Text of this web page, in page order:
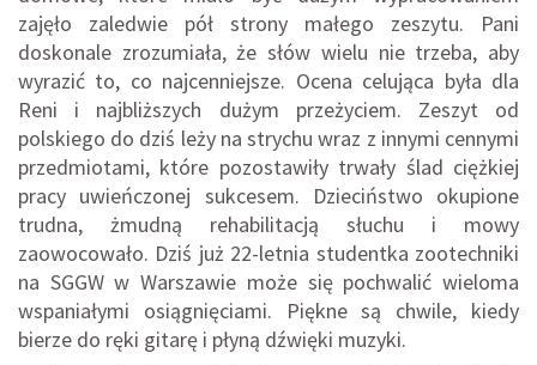
zajęło zaledwie pół strony małego zeszytu. Pani
doskonale zrozumiała, że słów wielu nie trzeba, aby
wyrazić to, co najcenniejsze. Ocena celująca była dla
Reni i najbliższych dużym przeżyciem. Zeszyt od
polskiego do dziś leży na strychu wraz z innymi cennymi
przedmiotami, które pozostawiły trwały ślad ciężkiej
pracy uwieńczonej sukcesem. Dzieciństwo okupione
trudna, żmudną rehabilitacją słuchu i mowy
zaowocowało. Dziś już 22-letnia studentka zootechniki
na SGGW w Warszawie może się pochwalić wieloma
wspaniałymi osiągnięciami. Piękne są chwile, kiedy
bierze do ręki gitarę i płyną dźwięki muzyki.